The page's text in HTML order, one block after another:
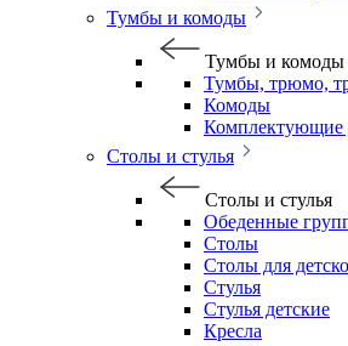
Тумбы и комоды
Тумбы и комоды
Тумбы, трюмо,
Комоды
Комплектующие
Столы и стулья
Столы и стулья
Обеденные
Столы
Столы для
Стулья
Стулья детские
Кресла